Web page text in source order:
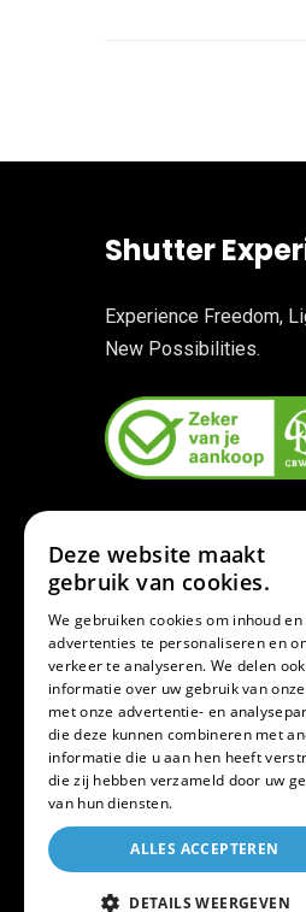
Shutter
Experience Freedom,
New Possibilities.
Deze website maakt
gebruik van cookies.
We gebruiken cookies om inhoud en
advertenties te personaliseren en
verkeer te analyseren. We delen ook
informatie over uw gebruik van
met onze advertentie- en
die deze kunnen combineren met
informatie die u aan hen heeft
die zij hebben verzameld door uw
van hun diensten.
ALLES ACCEPTEREN
DETAILS WEERGEVEN